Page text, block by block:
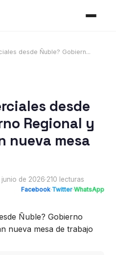
desde Ñuble? Gobiern...
desde
Regional y
nueva mesa
junio de 2026·210 lecturas
Facebook·Twitter·WhatsApp